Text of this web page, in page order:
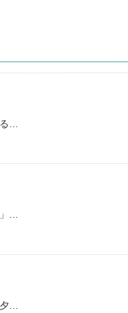
…
」…
…